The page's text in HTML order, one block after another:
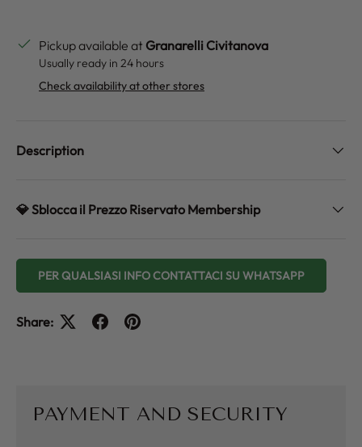
Pickup available at Granarelli Civitanova
Usually ready in 24 hours
Check availability at other stores
Description
💎 Sblocca il Prezzo Riservato Membership
PER QUALSIASI INFO CONTATTACI SU WHATSAPP
Share:
PAYMENT AND SECURITY